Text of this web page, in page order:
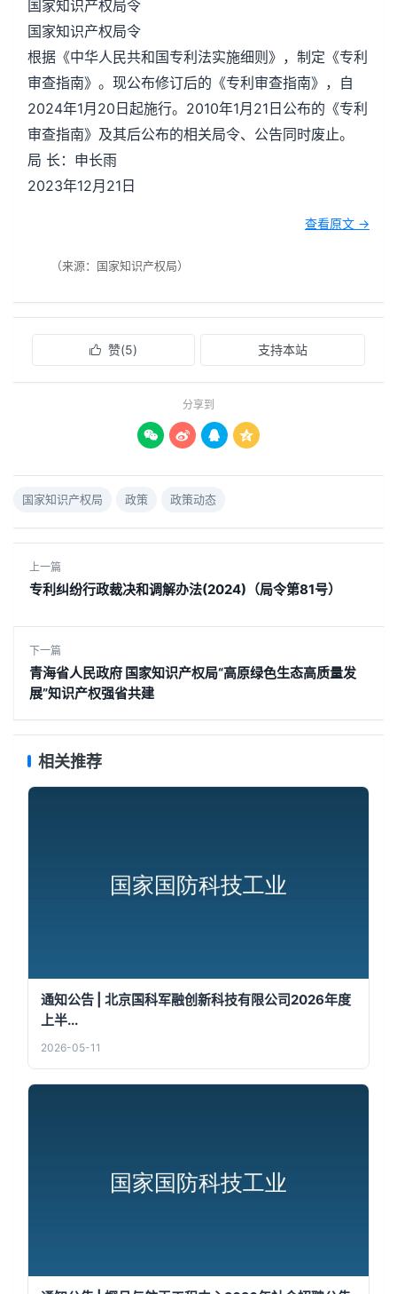
国家知识产权局令
国家知识产权局令
根据《中华人民共和国专利法实施细则》，制定《专利
审查指南》。现公布修订后的《专利审查指南》，自
2024年1月20日起施行。2010年1月21日公布的《专利
审查指南》及其后公布的相关局令、公告同时废止。
局 长：申长雨
2023年12月21日
查看原文 →
（来源：国家知识产权局）
 赞(5) 支持本站
分享到
   
国家知识产权局 政策 政策动态
上一篇
专利纠纷行政裁决和调解办法(2024)（局令第81号）
下一篇
青海省人民政府 国家知识产权局“高原绿色生态高质量发
展”知识产权强省共建
相关推荐
通知公告 | 北京国科军融创新科技有限公司2026年度
上半...
2026-05-11